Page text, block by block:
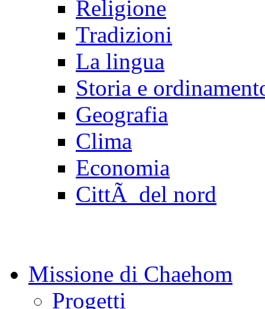
Religione
Tradizioni
La lingua
Storia e
Geografia
Clima
Economia
CittÃ del nord
Missione di Chaehom
Progetti